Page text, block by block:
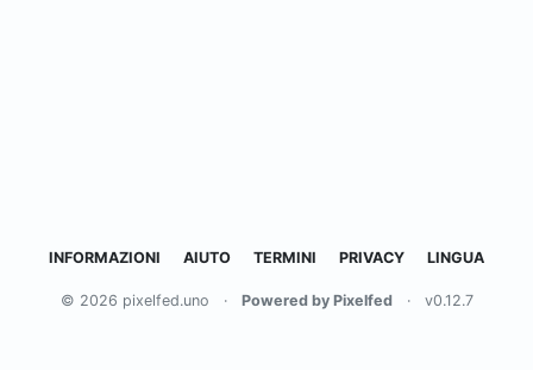
INFORMAZIONI AIUTO TERMINI PRIVACY LINGUA
© 2026 pixelfed.uno · Powered by Pixelfed · v0.12.7